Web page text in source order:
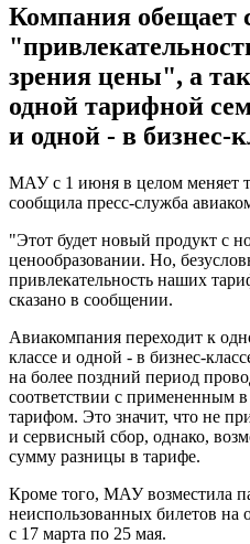
Компания обещает
зрения цены", а
одной тарифной
и одной - в бизнес-
МАУ с 1 июня в целом меняет
сообщила пресс-служба
"Этот будет новый продукт с
ценообразовании. Но,
привлекательность наших
сказано в сообщении.
Авиакомпания переходит к
классе и одной - в бизнес-
на более поздний период
соответствии с примененным
тарифом. Это значит, что не
и сервисный сбор, однако,
сумму разницы в тарифе.
Кроме того, МАУ возместила
неиспользованных билетов
с 17 марта по 25 мая.